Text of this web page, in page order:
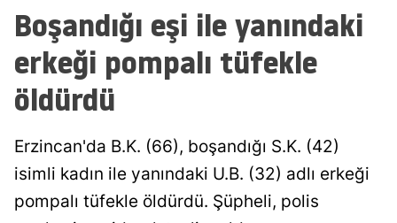
Amasya
Ankara
Aydın
Balıkesir
Boşandığı eşi ile yanındaki
erkeği pompalı tüfekle
öldürdü
Erzincan'da B.K. (66), boşandığı S.K. (42)
isimli kadın ile yanındaki U.B. (32) adlı erkeği
pompalı tüfekle öldürdü. Şüpheli, polis